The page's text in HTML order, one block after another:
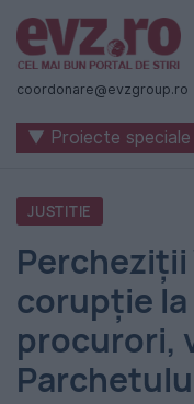
Știri
naționale
internaționale
România
-
Evenimentul
Zilei
coordonare@evzgroup.ro
▼ Proiecte speciale
JUSTITIE
corupție
procurori,